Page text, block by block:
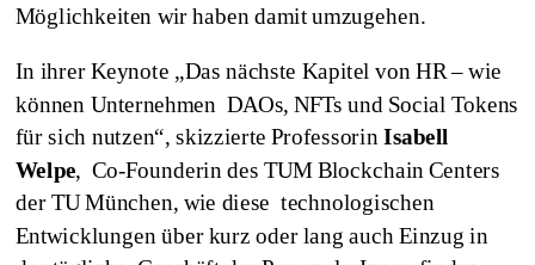
Möglichkeiten wir haben damit umzugehen.
In ihrer Keynote „Das nächste Kapitel von HR – wie
können Unternehmen DAOs, NFTs und Social Tokens
für sich nutzen“, skizzierte ProfessorinIsabell
Welpe, Co-Founderin des TUM Blockchain Centers
der TU München, wie diese technologischen
Entwicklungen über kurz oder lang auch Einzug in